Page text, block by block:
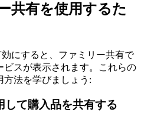
共有を使用するた
にすると、ファミリー共有で
スが表示されます。これらの
方法を学びましょう:
して購入品を共有する